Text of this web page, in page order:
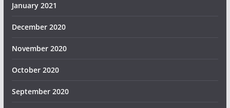
January 2021
December 2020
November 2020
October 2020
September 2020